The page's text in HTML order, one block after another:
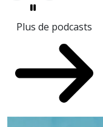
Plus de podcasts